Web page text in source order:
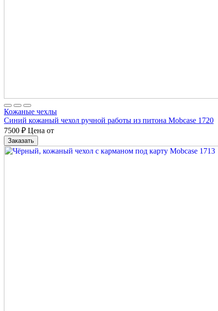
Кожаные чехлы
Синий кожаный чехол ручной работы из питона Mobcase 1720
7500 ₽ Цена от
Заказать